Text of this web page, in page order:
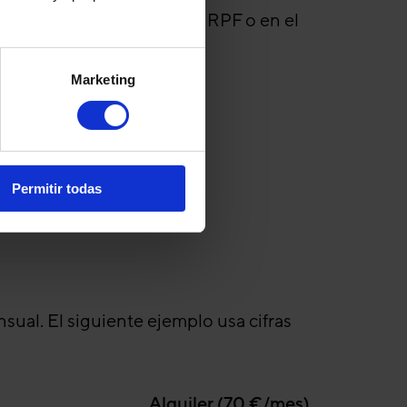
Marketing
Permitir todas
es gasto deducible en IRPF o en el
El siguiente ejemplo usa cifras